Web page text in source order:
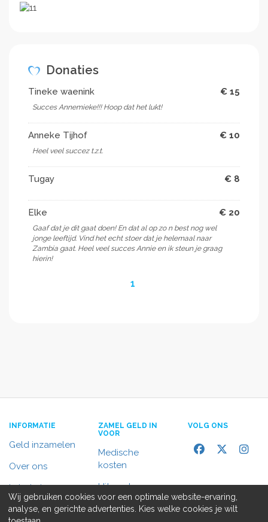
Donaties
Tineke waenink € 15
Succes Annemieke!!! Hoop dat het lukt!
Anneke Tijhof € 10
Heel veel succez t.z.t.
Tugay € 8
Elke € 20
Gaaf dat je dit gaat doen! En dat al op zo n best nog wel
jonge leeftijd. Vind het echt stoer dat je helemaal naar
Zambia gaat. Heel veel succes Annie en ik steun je graag
hierin!
1
INFORMATIE
Geld inzamelen
Over ons
In het nieuws
Contact
ZAMEL GELD IN
VOOR
Medische
kosten
Uitvaart
Rolstoelbus
VOLG ONS
Wij gebruiken cookies voor een optimale website-ervaring,
analyse, en gerichte advertenties. Kies welke cookies je wilt